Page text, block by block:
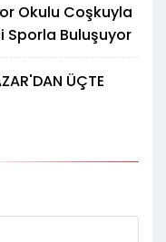
Okulu Coşkuyla
Sporla Buluşuyor
ÜÇTE